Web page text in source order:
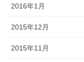
2016年1月
2015年12月
2015年11月